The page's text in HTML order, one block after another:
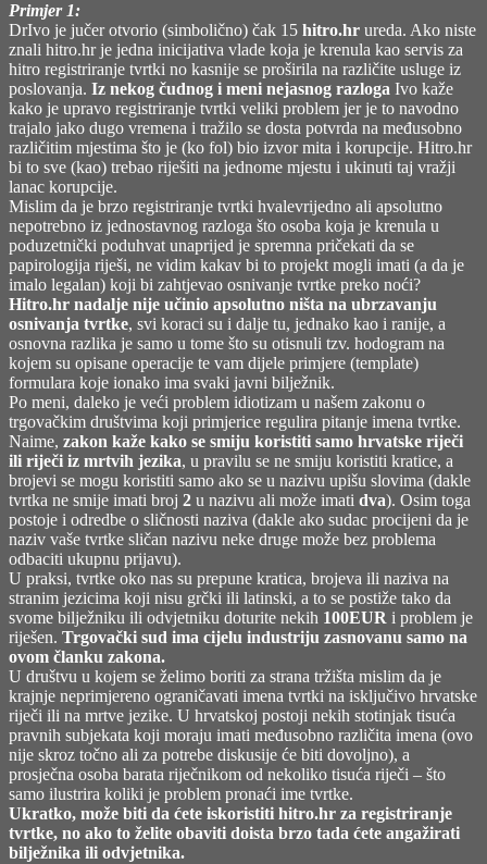
Bill,
Vol.
1,
2003)
Primjer 1:
DrIvo je jučer otvorio (simbolično) čak 15 hitro.hr ureda. Ako niste
znali hitro.hr je jedna inicijativa vlade koja je krenula kao servis za
hitro registriranje tvrtki no kasnije se proširila na različite usluge iz
poslovanja. Iz nekog čudnog i meni nejasnog razloga Ivo kaže
kako je upravo registriranje tvrtki veliki problem jer je to navodno
trajalo jako dugo vremena i tražilo se dosta potvrda na međusobno
različitim mjestima što je (ko fol) bio izvor mita i korupcije. Hitro.hr
bi to sve (kao) trebao riješiti na jednome mjestu i ukinuti taj vražji
lanac korupcije.
Mislim da je brzo registriranje tvrtki hvalevrijedno ali apsolutno
nepotrebno iz jednostavnog razloga što osoba koja je krenula u
poduzetnički poduhvat unaprijed je spremna pričekati da se
papirologija riješi, ne vidim kakav bi to projekt mogli imati (a da je
imalo legalan) koji bi zahtjevao osnivanje tvrtke preko noći?
Hitro.hr nadalje nije učinio apsolutno ništa na ubrzavanju
osnivanja tvrtke, svi koraci su i dalje tu, jednako kao i ranije, a
osnovna razlika je samo u tome što su otisnuli tzv. hodogram na
kojem su opisane operacije te vam dijele primjere (template)
formulara koje ionako ima svaki javni bilježnik.
Po meni, daleko je veći problem idiotizam u našem zakonu o
trgovačkim društvima koji primjerice regulira pitanje imena tvrtke.
Naime, zakon kaže kako se smiju koristiti samo hrvatske riječi
ili riječi iz mrtvih jezika, u pravilu se ne smiju koristiti kratice, a
brojevi se mogu koristiti samo ako se u nazivu upišu slovima (dakle
tvrtka ne smije imati broj 2 u nazivu ali može imati dva). Osim toga
postoje i odredbe o sličnosti naziva (dakle ako sudac procijeni da je
naziv vaše tvrtke sličan nazivu neke druge može bez problema
odbaciti ukupnu prijavu).
U praksi, tvrtke oko nas su prepune kratica, brojeva ili naziva na
stranim jezicima koji nisu grčki ili latinski, a to se postiže tako da
svome bilježniku ili odvjetniku doturite nekih 100EUR i problem je
riješen. Trgovački sud ima cijelu industriju zasnovanu samo na
ovom članku zakona.
U društvu u kojem se želimo boriti za strana tržišta mislim da je
krajnje neprimjereno ograničavati imena tvrtki na isključivo hrvatske
riječi ili na mrtve jezike. U hrvatskoj postoji nekih stotinjak tisuća
pravnih subjekata koji moraju imati međusobno različita imena (ovo
nije skroz točno ali za potrebe diskusije će biti dovoljno), a
prosječna osoba barata riječnikom od nekoliko tisuća riječi – što
samo ilustrira koliki je problem pronaći ime tvrtke.
Ukratko, može biti da ćete iskoristiti hitro.hr za registriranje
tvrtke, no ako to želite obaviti doista brzo tada ćete angažirati
bilježnika ili odvjetnika.